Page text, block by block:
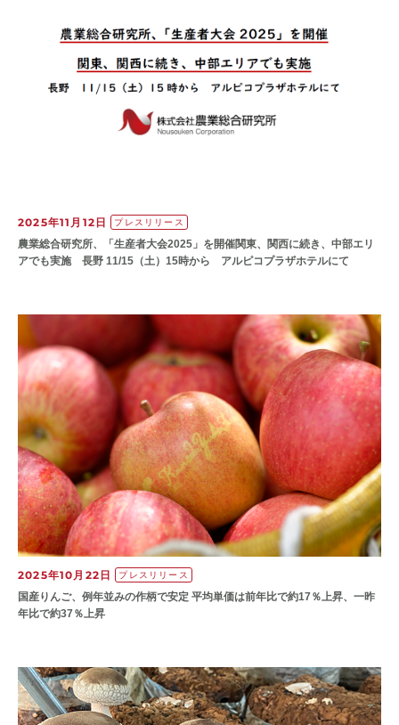
2025年11月12日 プレスリリース
農業総合研究所、「生産者大会2025」を開催関東、関西に続き、中部エリ
アでも実施 長野 11/15（土）15時から アルピコプラザホテルにて
2025年10月22日 プレスリリース
国産りんご、例年並みの作柄で安定 平均単価は前年比で約17％上昇、一昨
年比で約37％上昇